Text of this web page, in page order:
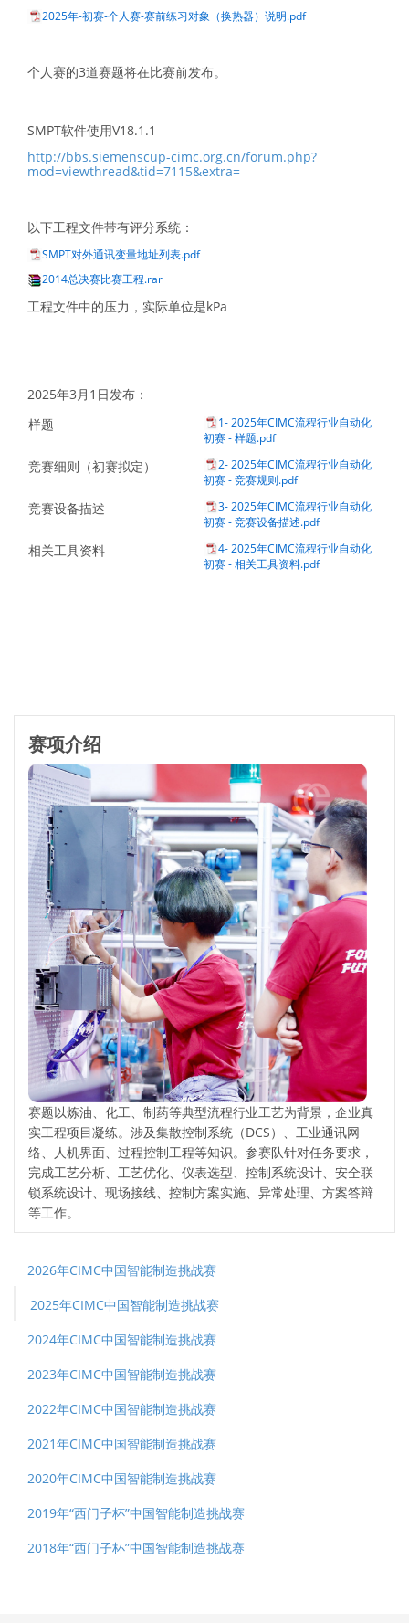
2025年-初赛-个人赛-赛前练习对象（换热器）说明.pdf
个人赛的3道赛题将在比赛前发布。
SMPT软件使用V18.1.1
http://bbs.siemenscup-cimc.org.cn/forum.php?
mod=viewthread&tid=7115&extra=
以下工程文件带有评分系统：
SMPT对外通讯变量地址列表.pdf
2014总决赛比赛工程.rar
工程文件中的压力，实际单位是kPa
2025年3月1日发布：
样题
1- 2025年CIMC流程行业自动化
初赛 - 样题.pdf
竞赛细则（初赛拟定）
2- 2025年CIMC流程行业自动化
初赛 - 竞赛规则.pdf
竞赛设备描述
3- 2025年CIMC流程行业自动化
初赛 - 竞赛设备描述.pdf
相关工具资料
4- 2025年CIMC流程行业自动化
初赛 - 相关工具资料.pdf
赛项介绍
赛题以炼油、化工、制药等典型流程行业工艺为背景，企业真
实工程项目凝练。涉及集散控制系统（DCS）、工业通讯网
络、人机界面、过程控制工程等知识。参赛队针对任务要求，
完成工艺分析、工艺优化、仪表选型、控制系统设计、安全联
锁系统设计、现场接线、控制方案实施、异常处理、方案答辩
等工作。
2026年CIMC中国智能制造挑战赛
2025年CIMC中国智能制造挑战赛
2024年CIMC中国智能制造挑战赛
2023年CIMC中国智能制造挑战赛
2022年CIMC中国智能制造挑战赛
2021年CIMC中国智能制造挑战赛
2020年CIMC中国智能制造挑战赛
2019年“西门子杯”中国智能制造挑战赛
2018年“西门子杯”中国智能制造挑战赛